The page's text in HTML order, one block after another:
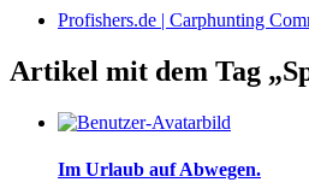
Profishers.de | Carphunting
Artikel mit dem Tag
Im Urlaub auf Abwegen.